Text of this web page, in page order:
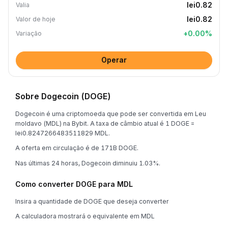
Valia lei0.82
Valor de hoje lei0.82
Variação +0.00%
Operar
Sobre Dogecoin (DOGE)
Dogecoin é uma criptomoeda que pode ser convertida em Leu
moldavo (MDL) na Bybit. A taxa de câmbio atual é 1 DOGE =
lei0.8247266483511829 MDL.
A oferta em circulação é de 171B DOGE.
Nas últimas 24 horas, Dogecoin diminuiu 1.03%.
Como converter DOGE para MDL
Insira a quantidade de DOGE que deseja converter
A calculadora mostrará o equivalente em MDL